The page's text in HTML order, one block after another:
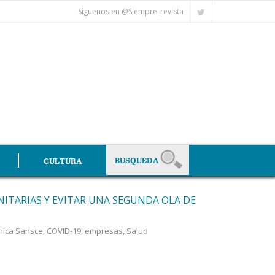
Síguenos en @Siempre_revista
CULTURA
Y EVITAR UNA SEGUNDA OLA DE
Sansce, COVID-19, empresas, Salud